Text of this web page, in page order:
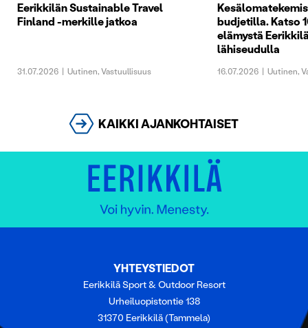
Eerikkilän Sustainable Travel
Finland -merkille jatkoa
31.07.2026 | Uutinen,Vastuullisuus
budjetilla. Katso
elämystä
lähiseudulla
16.07.2026 | Uutinen,
KAIKKI AJANKOHTAISET
YHTEYSTIEDOT
Eerikkilä Sport & Outdoor Resort
Urheiluopistontie 138
31370 Eerikkilä (Tammela)